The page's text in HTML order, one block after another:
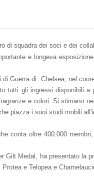
di squadra dei soci e dei
e longeva
Guerra di Chelsea, nel
tutti gli ingressi disponibili
e colori. Si stimano
piazza i suoi studi mobili
conta oltre 400.000
Gilt Medal, ha presentato la
e Telopea e